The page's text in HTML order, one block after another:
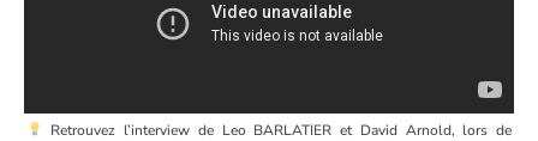
Retrouvez l’interview de Leo BARLATIER et David Arnold, lors de